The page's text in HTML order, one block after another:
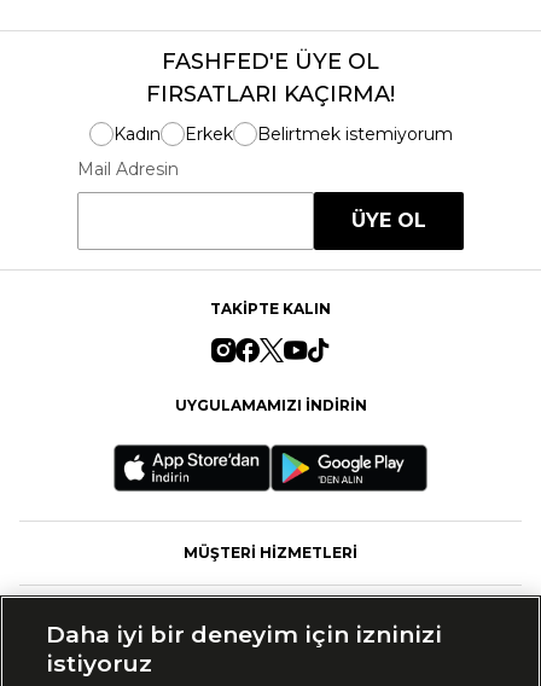
FASHFED'E ÜYE OL
FIRSATLARI KAÇIRMA!
Kadın Erkek
Belirtmek istemiyorum
Mail Adresin
ÜYE OL
TAKİPTE KALIN
UYGULAMAMIZI İNDİRİN
MÜŞTERİ HİZMETLERİ
Daha iyi bir deneyim için izninizi
istiyoruz